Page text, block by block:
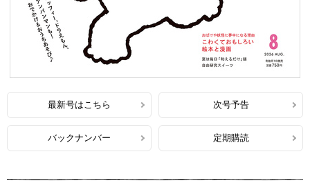
最新号はこちら 次号予告
バックナンバー 定期購読